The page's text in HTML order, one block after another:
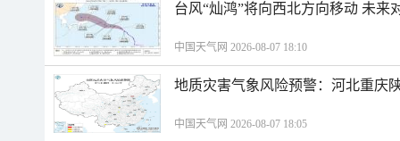
台风“灿鸿”将向西北方向移动 未来
中国天气网 2026-08-07 18:10
地质灾害气象风险预警：河北重庆
中国天气网 2026-08-07 18:05